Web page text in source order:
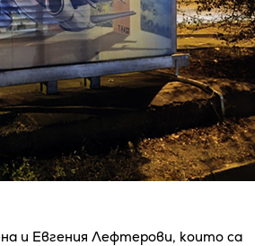
и Евгения Лефтерови, които са